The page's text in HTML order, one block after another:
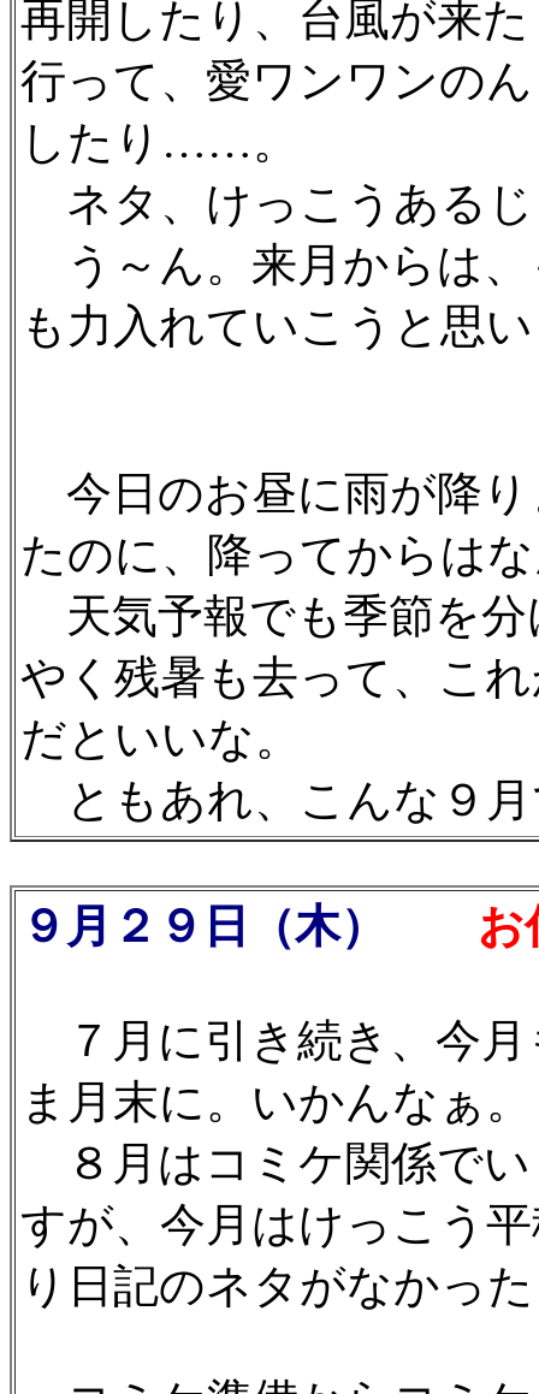
再開したり、台風が来
行って、愛ワンワンの
したり……。
ネタ、けっこうある
う～ん。来月からは
も力入れていこうと思
今日のお昼に雨が降
たのに、降ってからは
天気予報でも季節を
やく残暑も去って、こ
だといいな。
ともあれ、こんな９
９月２９日（木） お仕
７月に引き続き、今
ま月末に。いかんなぁ。
８月はコミケ関係で
すが、今月はけっこう
り日記のネタがなかっ